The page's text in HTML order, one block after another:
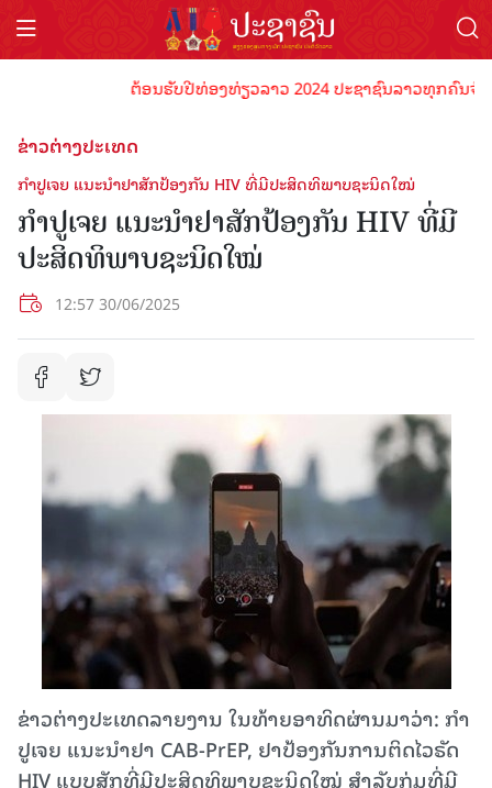
ຕ້ອນຮັບປີທ່ອງທ່ຽວລາວ 2024 ປະຊາຊົນລາວທຸກຄົນຈົ່ງ
ຂ່າວຕ່າງປະເທດ
ກຳປູເຈຍ ແນະນຳຢາສັກປ້ອງກັນ HIV ທີ່ມີປະສິດທິພາບຊະນິດໃໝ່
ກຳປູເຈຍ ແນະນຳຢາສັກປ້ອງກັນ HIV ທີ່ມີ
ປະສິດທິພາບຊະນິດໃໝ່
12:57 30/06/2025
ຂ່າວຕ່າງປະເທດລາຍງານ ໃນທ້າຍອາທິດຜ່ານມາວ່າ: ກຳ​
ປູ​ເຈຍ​ ແນະນຳ​ຢາ CAB-PrEP, ຢາປ້ອງກັນການຕິດໄວຣັດ
HIV ແບບ​ສັກທີ່ມີປະສິດທິພາບຊະນິດໃໝ່ ສຳລັບກຸ່ມ​ທີ່​ມີ​